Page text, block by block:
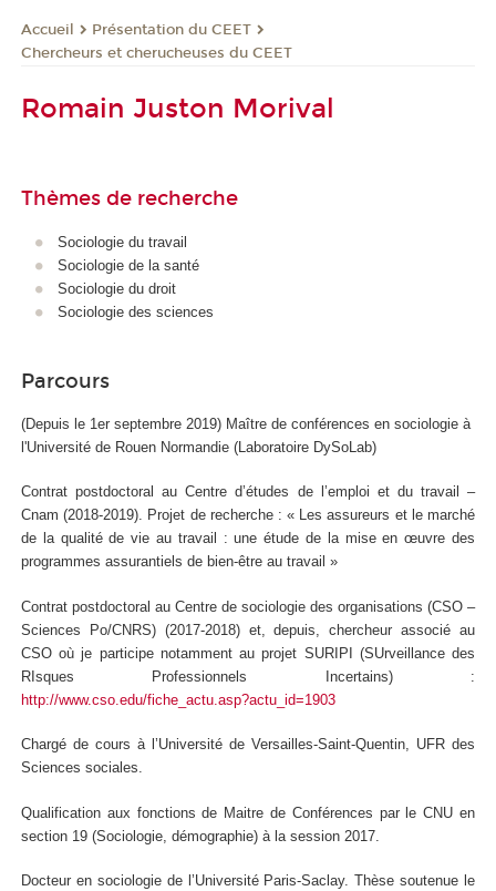
Accueil
Présentation du CEET
Chercheurs et cherucheuses du CEET
Romain Juston Morival
Thèmes de recherche
Sociologie du travail
Sociologie de la santé
Sociologie du droit
Sociologie des sciences
Parcours
(Depuis le 1er septembre 2019) Maître de conférences en sociologie à
l'Université de Rouen Normandie (Laboratoire DySoLab)
Contrat postdoctoral au Centre d’études de l’emploi et du travail –
Cnam (2018-2019). Projet de recherche : « Les assureurs et le marché
de la qualité de vie au travail : une étude de la mise en œuvre des
programmes assurantiels de bien-être au travail »
Contrat postdoctoral au Centre de sociologie des organisations (CSO –
Sciences Po/CNRS) (2017-2018) et, depuis, chercheur associé au
CSO où je participe notamment au projet SURIPI (SUrveillance des
RIsques Professionnels Incertains) :
http://www.cso.edu/fiche_actu.asp?actu_id=1903
Chargé de cours à l’Université de Versailles-Saint-Quentin, UFR des
Sciences sociales.
Qualification aux fonctions de Maitre de Conférences par le CNU en
section 19 (Sociologie, démographie) à la session 2017.
Docteur en sociologie de l’Université Paris-Saclay. Thèse soutenue le